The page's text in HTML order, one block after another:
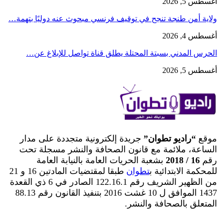
ولاية أمن طنجة تنجح في توقيف فرنسي مبحوث عنه دوليًا بتهمة…
أغسطس 4, 2026
الحرس المدني بسبتة المحتلة يطلق قناة تواصل للإبلاغ عن…
أغسطس 5, 2026
موقع “راديو تطوان” جريدة إلكترونية متجددة على مدار
الساعة، ملائمة مع قانون الصحافة والنشر مسجلة تحت
رقم 16 / 2018
بشعبة الحريات العامة بالنيابة العامة
للمحكمة الابتدائية بتطوان
طبقا لمقتضيات المادتين 16 و 21
من الظهير الشريف رقم 122.16.1 الصادر في 6 ذي القعدة
1437 الموافق ل 10 غشت 2016 بتنفيذ القانون رقم 88.13
المتعلق بالصحافة والنشر.